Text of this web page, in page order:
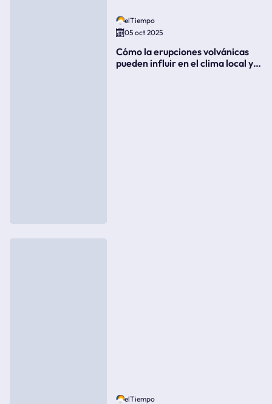
elTiempo
05 oct 2025
Cómo la erupciones volvánicas
pueden influir en el clima local y
elTiempo